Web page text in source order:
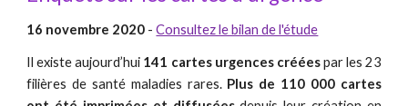
16 novembre 2020 -Consultez le bilan de l'étude
Il existe aujourd’hui 141 cartes urgences crééespar les 23
filières de santé maladies rares. Plus de 110 000 cartes